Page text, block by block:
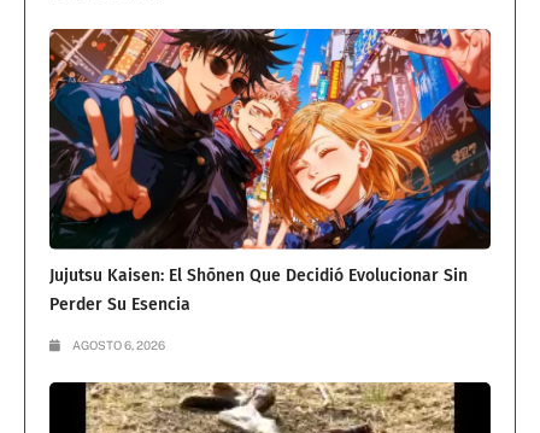
Jujutsu Kaisen: El Shōnen Que Decidió Evolucionar Sin
Perder Su Esencia
AGOSTO 6, 2026